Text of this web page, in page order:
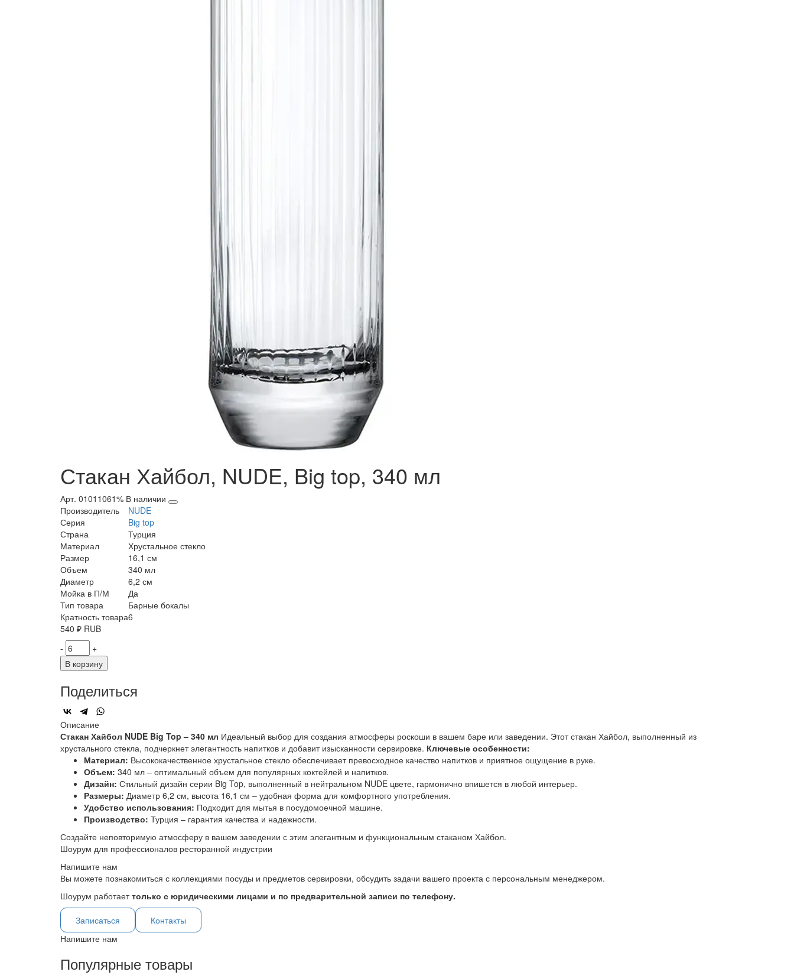
Стакан Хайбол, NUDE, Big top, 340 мл
Арт. 01011061% В наличии
Производитель
NUDE
Серия
Big top
Страна
Турция
Материал
Хрустальное стекло
Размер
16,1 см
Объем
340 мл
Диаметр
6,2 см
Мойка в П/М
Да
Тип товара
Барные бокалы
Кратность товара6
540 ₽ RUB
-
+
В корзину
Поделиться
Описание
Стакан Хайбол NUDE Big Top – 340 мл Идеальный выбор для создания атмосферы роскоши в вашем баре или заведении. Этот стакан Хайбол, выполненный из
хрустального стекла, подчеркнет элегантность напитков и добавит изысканности сервировке. Ключевые особенности:
Материал: Высококачественное хрустальное стекло обеспечивает превосходное качество напитков и приятное ощущение в руке.
Объем: 340 мл – оптимальный объем для популярных коктейлей и напитков.
Дизайн: Стильный дизайн серии Big Top, выполненный в нейтральном NUDE цвете, гармонично впишется в любой интерьер.
Размеры: Диаметр 6,2 см, высота 16,1 см – удобная форма для комфортного употребления.
Удобство использования: Подходит для мытья в посудомоечной машине.
Производство: Турция – гарантия качества и надежности.
Создайте неповторимую атмосферу в вашем заведении с этим элегантным и функциональным стаканом Хайбол.
Шоурум для профессионалов ресторанной индустрии
Напишите нам
Вы можете познакомиться с коллекциями посуды и предметов сервировки, обсудить задачи вашего проекта с персональным менеджером.
Шоурум работаеттолько с юридическими лицами и по предварительной записи по телефону.
Записаться
Контакты
Напишите нам
Популярные товары